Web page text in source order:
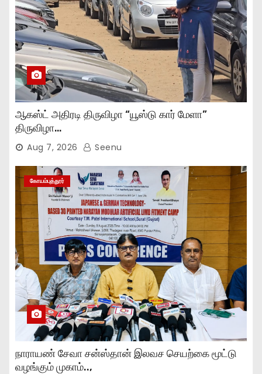
ஆகஸ்ட் அதிரடி திருவிழா “யூஸ்டு கார் மேளா”
திருவிழா…
Aug 7, 2026 Seenu
கோயம்புத்தூர்
நாராயண் சேவா சன்ஸ்தான் இலவச செயற்கை மூட்டு
வழங்கும் முகாம்..,